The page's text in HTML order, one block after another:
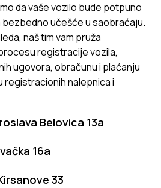
da vaše vozilo bude potpuno
učešće u saobraćaju.
naš tim vam pruža
registracije vozila,
ugovora, obračunu i plaćanju
registracionih nalepnica i
Belovica 13a
16a
33